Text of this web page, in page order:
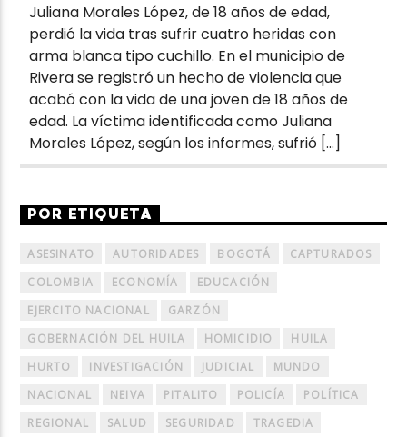
Juliana Morales López, de 18 años de edad,
perdió la vida tras sufrir cuatro heridas con
arma blanca tipo cuchillo. En el municipio de
Rivera se registró un hecho de violencia que
acabó con la vida de una joven de 18 años de
edad. La víctima identificada como Juliana
Morales López, según los informes, sufrió […]
POR ETIQUETA
ASESINATO AUTORIDADES BOGOTÁ
CAPTURADOS
COLOMBIA
ECONOMÍA
EDUCACIÓN
EJERCITO NACIONAL
GARZÓN
GOBERNACIÓN DEL HUILA
HOMICIDIO
HUILA
HURTO
INVESTIGACIÓN JUDICIAL
MUNDO
NACIONAL
NEIVA PITALITO POLICÍA
POLÍTICA
REGIONAL
SALUD SEGURIDAD
TRAGEDIA